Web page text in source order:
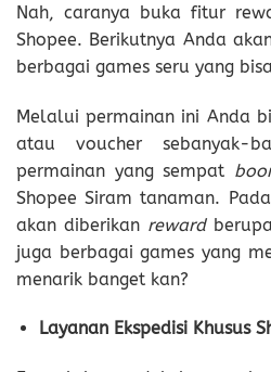
Nah, caranya buka fitur
Shopee. Berikutnya Anda
berbagai games seru yang
Melalui permainan ini Anda
atau voucher sebanyak-
permainan yang sempat
Shopee Siram tanaman.
akan diberikan reward
juga berbagai games yang
menarik banget kan?
Layanan Ekspedisi Khusus